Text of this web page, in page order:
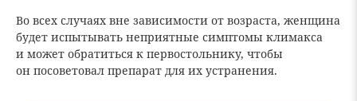
Во всех случаях вне зависимости от возраста, женщина
будет испытывать неприятные симптомы климакса
и может обратиться к первостольнику, чтобы
он посоветовал препарат для их устранения.